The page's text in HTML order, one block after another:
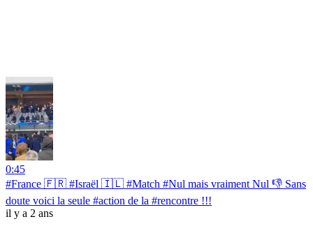
0:45
#France 🇫🇷 #Israël 🇮🇱 #Match #Nul mais vraiment Nul 👎 Sans
doute voici la seule #action de la #rencontre !!!
il y a 2 ans